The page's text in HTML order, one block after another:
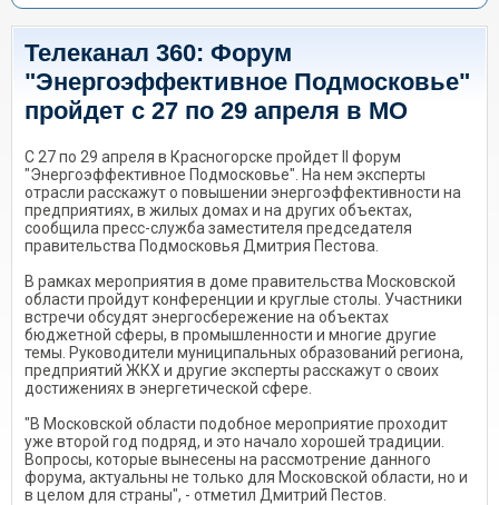
Телеканал 360: Форум
"Энергоэффективное Подмосковье"
пройдет с 27 по 29 апреля в МО
С 27 по 29 апреля в Красногорске пройдет II форум
"Энергоэффективное Подмосковье". На нем эксперты
отрасли расскажут о повышении энергоэффективности на
предприятиях, в жилых домах и на других объектах,
сообщила пресс-служба заместителя председателя
правительства Подмосковья Дмитрия Пестова.
В рамках мероприятия в доме правительства Московской
области пройдут конференции и круглые столы. Участники
встречи обсудят энергосбережение на объектах
бюджетной сферы, в промышленности и многие другие
темы. Руководители муниципальных образований региона,
предприятий ЖКХ и другие эксперты расскажут о своих
достижениях в энергетической сфере.
"В Московской области подобное мероприятие проходит
уже второй год подряд, и это начало хорошей традиции.
Вопросы, которые вынесены на рассмотрение данного
форума, актуальны не только для Московской области, но и
в целом для страны", - отметил Дмитрий Пестов.